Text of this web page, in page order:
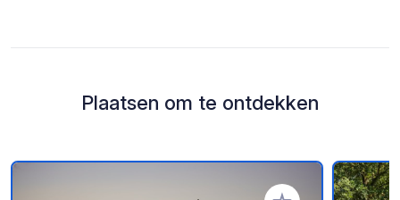
Plaatsen om te ontdekken